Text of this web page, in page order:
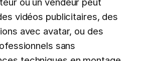
ou un vendeur peut
vidéos publicitaires, des
avec avatar, ou des
sans